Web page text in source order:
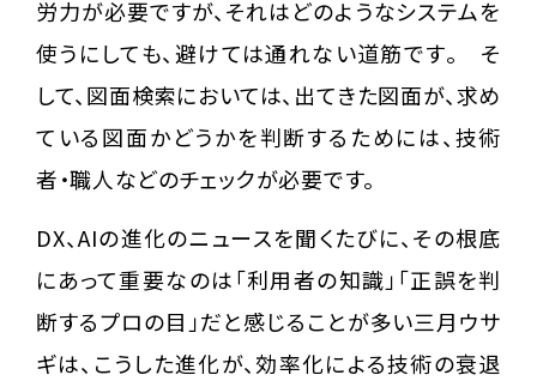
労力が必要ですが、それはどのようなシステムを
使うにしても、避けては通れない道筋です。 そ
して、図面検索においては、出てきた図面が、求め
ている図面かどうかを判断するためには、技術
者・職人などのチェックが必要です。
DX、AIの進化のニュースを聞くたびに、その根底
にあって重要なのは「利用者の知識」「正誤を判
断するプロの目」だと感じることが多い三月ウサ
ギは、こうした進化が、効率化による技術の衰退